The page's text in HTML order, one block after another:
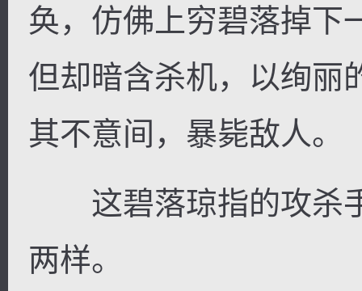
奂，仿佛上穷碧落掉下
但却暗含杀机，以绚丽
其不意间，暴毙敌人。
这碧落琼指的攻杀
两样。